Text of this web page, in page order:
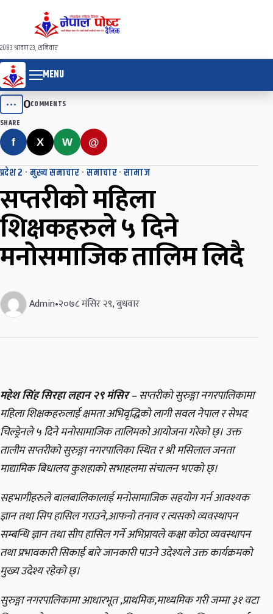
२०८३ श्रावण २३, शनिवार
MENU
••• 0COMMENTS
SHARE
f X W @
प्रदेश २ · मुख्य समाचार · समाचार·सामाज
सप्तरीको महिला
शिक्षकहरुले ५ दिने
मनोसमाजिक तालिम लिदै
Admin•२०७८ मंसिर २९, बुधवार
महेश सिंह सिरहा लहान २९ मंसिर –सप्तरीको सुरुङ्गा नगरपालिकामा
महिला शिक्षकहरुलाई क्षमता अभिवृद्धिको लागी सवल नेपाल र सेभद
चिल्ड्रेनले ५ दिने मनोसामाजिक तालिमको आयोजना गरेको छ्। उक्त
तालीम सप्तरीको सुरुङ्गा नगरपालिका स्थित र श्री मसिलाल जनता
माद्यामिक बिधालय कुशहाको सभाहलमा संचालन भएको छ्।
सहभागीहरुले बालबालिकालाई मनोसामाजिक सहयोग गर्न आवश्यक
ज्ञान तथा सिप हासिल गराउने,आफनो तनाव र त्यसको व्यवस्थापन
सम्बन्धि ज्ञान तथा सीप हासिल गर्ने अभिप्रायले कक्षा कोठा व्यवस्थापन
तथा प्रभावकारी सिकाई बारे जानकारी पाउने उदेश्यले उक्त कार्यक्रमको
मुख्य उदेश्य रहेको छ्।
सुरुङ्गा नगरपालिकामा आधारभूत ,प्राथमिक,माध्यमिक गरी जम्मा ३१ वटा